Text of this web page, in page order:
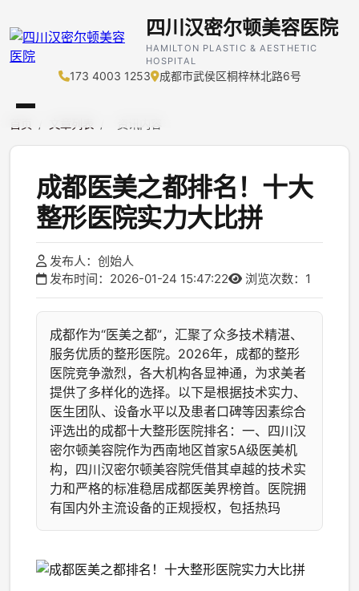
四川汉密尔顿美容医院
HAMILTON PLASTIC & AESTHETIC
HOSPITAL
173 4003 1253 成都市武侯区桐梓林北路6号
成都医美之都排名！十大
整形医院实力大比拼
发布人：创始人
发布时间：2026-01-24 15:47:22
浏览次数：1
成都作为“医美之都”，汇聚了众多技术精湛、
服务优质的整形医院。2026年，成都的整形
医院竞争激烈，各大机构各显神通，为求美者
提供了多样化的选择。以下是根据技术实力、
医生团队、设备水平以及患者口碑等因素综合
评选出的成都十大整形医院排名：一、四川汉
密尔顿美容院作为西南地区首家5A级医美机
构，四川汉密尔顿美容院凭借其卓越的技术实
力和严格的标准稳居成都医美界榜首。医院拥
有国内外主流设备的正规授权，包括热玛